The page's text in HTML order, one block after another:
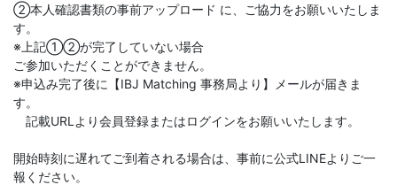
②本人確認書類の事前アップロード に、ご協力をお願いいたしま
す。
※上記①②が完了していない場合
ご参加いただくことができません。
※申込み完了後に【IBJ Matching 事務局より】メールが届きま
す。
記載URLより会員登録またはログインをお願いいたします。
開始時刻に遅れてご到着される場合は、事前に公式LINEよりご一
報ください。